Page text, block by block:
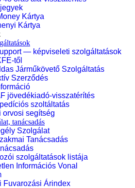
Kártya
Kártya
— képviseleti szolgáltatások
től
Járműkövető Szolgáltatás
Szerződés
jövedékiadó-visszatérítés
szoltáltatás
orvosi segítség
tanácsadás
Szolgálat
Tanácsadás
szolgáltatások listája
Információs Vonal
Fuvarozási Árindex